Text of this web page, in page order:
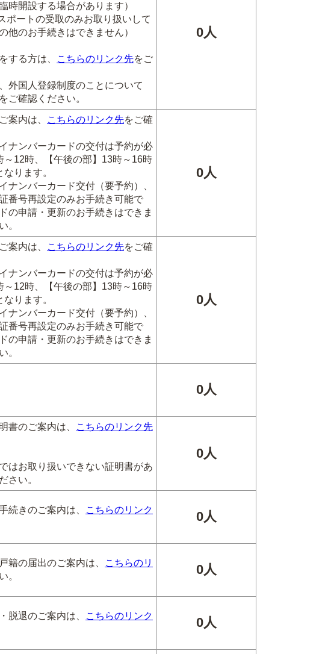
時開設する場合があります）
ポートの受取のみお取り扱いして
他のお手続きはできません）
する方は、 こちらのリンク先をご
外国人登録制度のことについて
をご確認ください。
0人
案内は、 こちらのリンク先をご確
ンバーカードの交付は予約が必
～12時、【午後の部】13時～16時
ります。
ンバーカード交付（要予約）、
番号再設定のみお手続き可能で
の申請・更新のお手続きはできま
。
0人
案内は、 こちらのリンク先をご確
ンバーカードの交付は予約が必
～12時、【午後の部】13時～16時
ります。
ンバーカード交付（要予約）、
番号再設定のみお手続き可能で
の申請・更新のお手続きはできま
。
0人
0人
書のご案内は、
こちらのリンク先
はお取り扱いできない証明書があ
さい。
0人
続きのご案内は、
こちらのリンク
0人
籍の届出のご案内は、
こちらのリ
。 0人
脱退のご案内は、
こちらのリンク
0人